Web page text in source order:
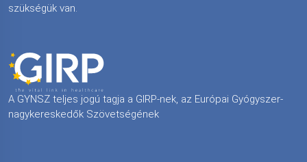
szükségük van.
A GYNSZ teljes jogú tagja a GIRP-nek, az Európai Gyógyszer-
nagykereskedők Szövetségének